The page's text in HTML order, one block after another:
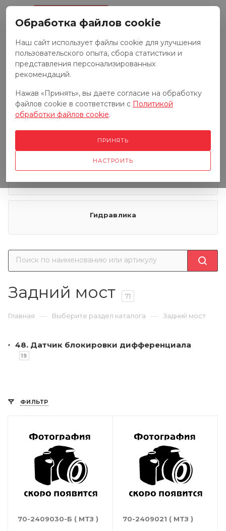
Запчасти к тракторам
Запчасти к грузовым автомобилям
Гидравлика
Задний мост 71
Главная — Выберите раздел каталога — Задний мост
48. Датчик блокировки дифференциала
19
ФИЛЬТР
70-2409030-Б ( МТЗ ) 70-2409021 ( МТЗ )
Обработка файлов cookie
Наш сайт использует файлы cookie для улучшения
пользовательского опыта, сбора статистики и
представления персонализированных
рекомендаций.
Нажав «Принять», вы даете согласие на обработку
файлов cookie в соответствии с Политикой
обработки файлов cookie.
НАСТРОИТЬ
ПРИНЯТЬ